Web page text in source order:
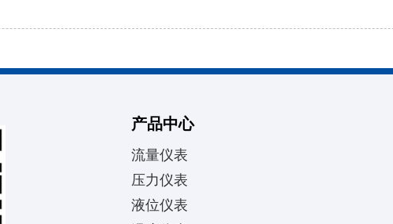
产品中心
流量仪表
压力仪表
液位仪表